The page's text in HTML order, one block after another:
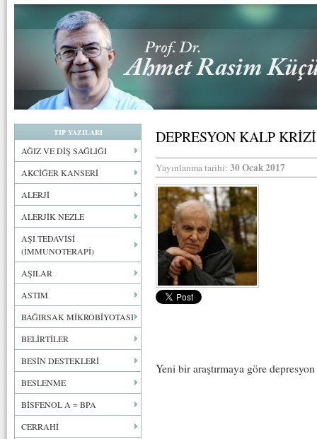
TIP YAZILARI
AĞIZ VE DİŞ SAĞLIĞI
AKCİĞER KANSERİ
ALERJİ
ALERJİK NEZLE
AŞI TEDAVİSİ
(İMMUNOTERAPİ)
AŞILAR
ASTIM
BAĞIRSAK MİKROBİYOTASI
BELİRTİLER
BESİN DESTEKLERİ
BESLENME
BİSFENOL A = BPA
CERRAHİ
DEPRESYON KALP
Yayınlanma tarihi: 30 Ocak 2017
Yeni bir araştırmaya göre